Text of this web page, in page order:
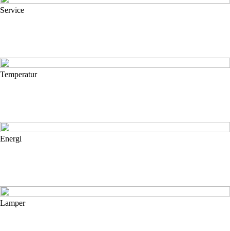
Service
Temperatur
Energi
Lamper